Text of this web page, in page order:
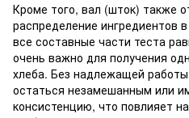
Кроме того, вал (шток) также
распределение ингредиентов
все составные части теста
очень важно для получения
хлеба. Без надлежащей
остаться незамешанным или
консистенцию, что повлияет